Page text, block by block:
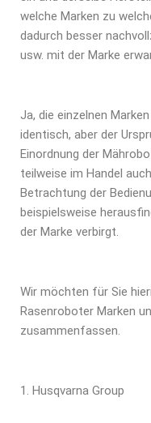
welche Marken zu
dadurch besser
usw. mit der Marke
Ja, die einzelnen
identisch, aber der
Einordnung der
teilweise im Handel
Betrachtung der
beispielsweise
der Marke verbirgt.
Wir möchten für Sie
Rasenroboter Marken
zusammenfassen.
Husqvarna Group